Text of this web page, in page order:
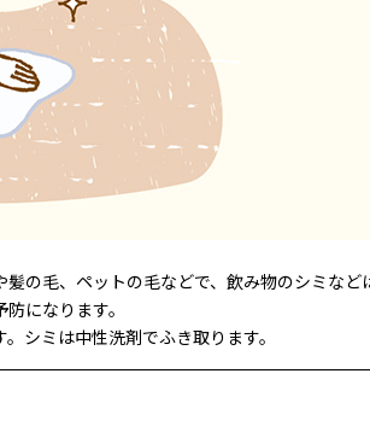
の毛、ペットの毛などで、飲み物のシミなど
になります。
シミは中性洗剤でふき取ります。